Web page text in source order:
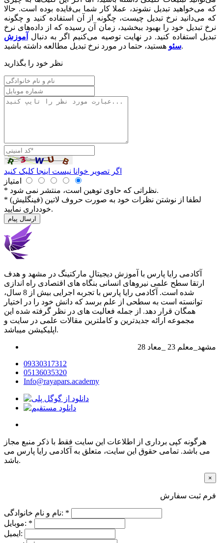
که می‌خواهید تبدیل نشوند، عملا کار شما بی‌فایده بوده است. حالا
که می‌دانید نرخ تبدیل چیست، چگونه از آن استفاده کنید و چگونه
نرخ تبدیل خود را بهبود ببخشید، زمان آن رسیده که از داده‌های نرخ
تبدیل استفاده کنید. در نهایت توصیه می‌کنیم اگر به دنبال
آموزش
سئوهستید، حتما در مورد نرخ تبدیل مطالعه داشته باشید.
نظر خود را بگذارید
اگر تصویر خوانا نیست اینجا کلیک کنید
امتیاز
* نظراتی كه حاوی توهین است، منتشر نمی شود.
* لطفا از نوشتن نظرات خود به صورت حروف لاتین (فینگلیش)
خودداری نمایید.
ارسال پیام
آکادمی رایا پارس با آموزش دیجیتال مارکتینگ در مشهد و هدف
ارتقا سطح علمی نیروهای انسانی بنگاه های اقتصادی راه اندازی
شده است. آکادمی رایا پارس با تجربه اجرایی بیش از 8 سال،
توانسته است به سطحی از علم برسد که دانش خود را در اختیار
همگان قرار دهد. از جمله فعالیت های در نظر گرفته شده این
مجموعه ارائه جدیدترین و کاملترین مقالات علمی در سایت و
اپلیکیشن میباشد.
28 مشهد_معلم 23 _معاد
09330317312
05136035320
Info@rayapars.academy
هرگونه کپی برداری از اطلاعات این سایت فقط با ذکر منبع مجاز
می باشد. تمامی حقوق این سایت، متعلق به آکادمی رایا پارس می
باشد.
×
فرم ثبت سفارش
نام و نام خانوادگی: *
موبایل: *
ایمیل: